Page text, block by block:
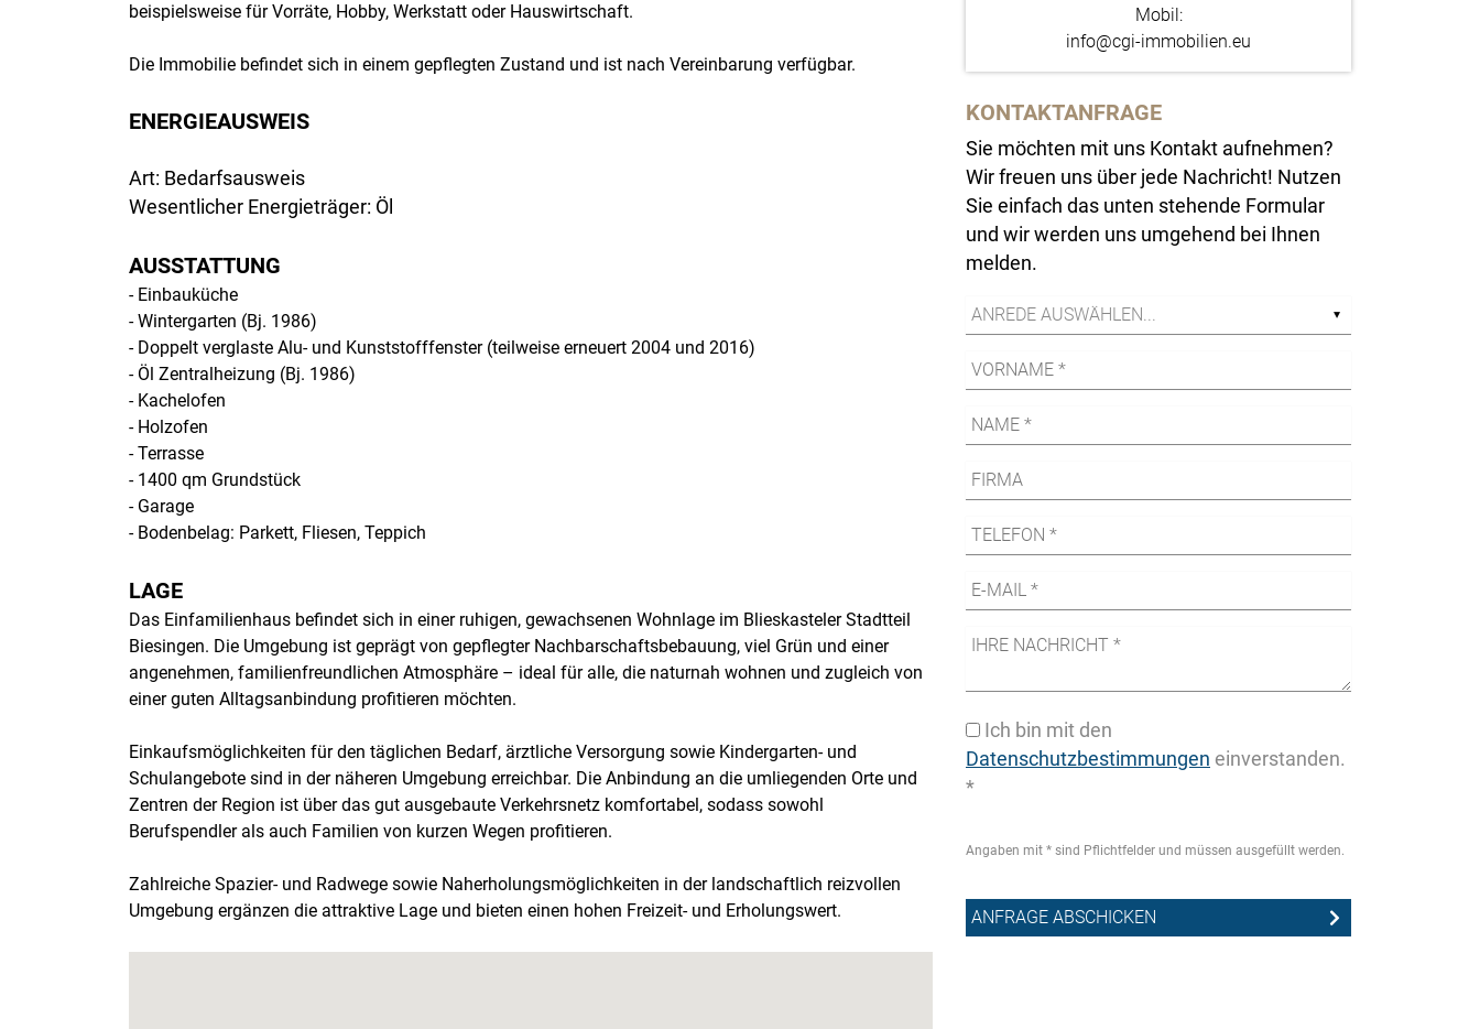
beispielsweise für Vorräte, Hobby, Werkstatt oder Hauswirtschaft.
Die Immobilie befindet sich in einem gepflegten Zustand und ist nach Vereinbarung verfügbar.
ENERGIEAUSWEIS
Art: Bedarfsausweis
Wesentlicher Energieträger: Öl
AUSSTATTUNG
- Einbauküche
- Wintergarten (Bj. 1986)
- Doppelt verglaste Alu- und Kunststofffenster (teilweise erneuert 2004 und 2016)
- Öl Zentralheizung (Bj. 1986)
- Kachelofen
- Holzofen
- Terrasse
- 1400 qm Grundstück
- Garage
- Bodenbelag: Parkett, Fliesen, Teppich
LAGE
Das Einfamilienhaus befindet sich in einer ruhigen, gewachsenen Wohnlage im Blieskasteler Stadtteil
Biesingen. Die Umgebung ist geprägt von gepflegter Nachbarschaftsbebauung, viel Grün und einer
angenehmen, familienfreundlichen Atmosphäre – ideal für alle, die naturnah wohnen und zugleich von
einer guten Alltagsanbindung profitieren möchten.
Einkaufsmöglichkeiten für den täglichen Bedarf, ärztliche Versorgung sowie Kindergarten- und
Schulangebote sind in der näheren Umgebung erreichbar. Die Anbindung an die umliegenden Orte und
Zentren der Region ist über das gut ausgebaute Verkehrsnetz komfortabel, sodass sowohl
Berufspendler als auch Familien von kurzen Wegen profitieren.
Zahlreiche Spazier- und Radwege sowie Naherholungsmöglichkeiten in der landschaftlich reizvollen
Umgebung ergänzen die attraktive Lage und bieten einen hohen Freizeit- und Erholungswert.
Mobil:
info@cgi-immobilien.eu
KONTAKTANFRAGE
Sie möchten mit uns Kontakt aufnehmen?
Wir freuen uns über jede Nachricht! Nutzen
Sie einfach das unten stehende Formular
und wir werden uns umgehend bei Ihnen
melden.
Ich bin mit den
Datenschutzbestimmungen einverstanden.
*
Angaben mit * sind Pflichtfelder und müssen ausgefüllt werden.